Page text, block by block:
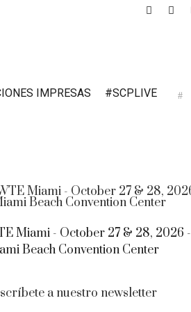
IMPRESAS #SCPLIVE
Miami - October 27 & 28, 2026 -
Beach Convention Center
a nuestro newsletter